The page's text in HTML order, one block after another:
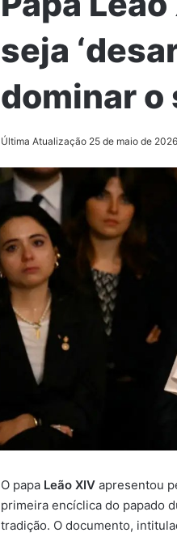
seja
dominar o
Última Atualização 25 de maio de 2026
O papa Leão XIV apresentou
primeira encíclica do papado
tradição. O documento,